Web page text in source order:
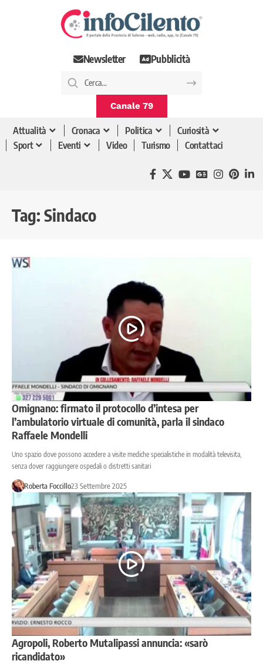
Newsletter Pubblicità
Canale 79
Attualità Cronaca Politica
Curiosità
Sport
Eventi Video Turismo Contattaci
Tag: Sindaco
Omignano: firmato il protocollo d’intesa per
l’ambulatorio virtuale di comunità, parla il sindaco
Raffaele Mondelli
Uno spazio dove possono accedere a visite mediche specialistiche in modalità televisita,
senza dover raggiungere ospedali o distretti sanitari
Roberta Foccillo23 Settembre 2025
Agropoli, Roberto Mutalipassi annuncia: «sarò
ricandidato»